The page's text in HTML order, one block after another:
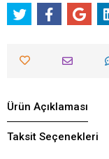
Ürün Açıklaması
Taksit Seçenekleri